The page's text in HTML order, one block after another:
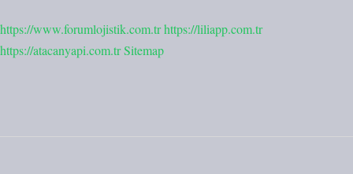
https://www.forumlojistik.com.trhttps://liliapp.com.tr
https://atacanyapi.com.trSitemap